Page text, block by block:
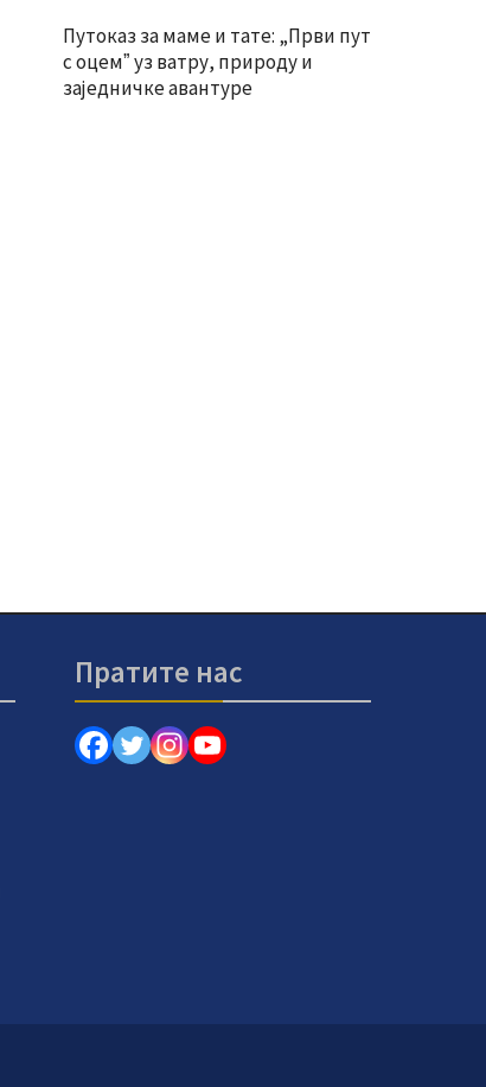
Путоказ за маме и тате: „Први пут
с оцемˮ уз ватру, природу и
заједничке авантуре
Пратите нас